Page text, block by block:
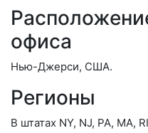
офиса
Нью-Джерси, США.
Регионы
В штатах NY, NJ, PA, MA,